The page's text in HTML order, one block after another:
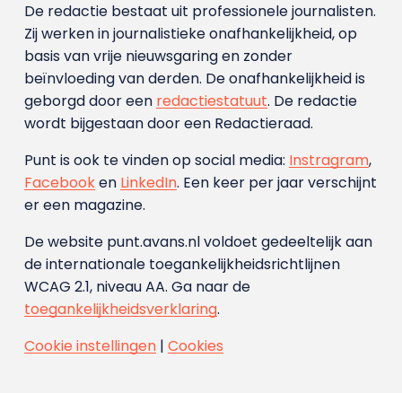
De redactie bestaat uit professionele journalisten.
Zij werken in journalistieke onafhankelijkheid, op
basis van vrije nieuwsgaring en zonder
beïnvloeding van derden. De onafhankelijkheid is
geborgd door een redactiestatuut. De redactie
wordt bijgestaan door een Redactieraad.
Punt is ook te vinden op social media: Instragram,
Facebooken LinkedIn. Een keer per jaar verschijnt
er een magazine.
De website punt.avans.nl voldoet gedeeltelijk aan
de internationale toegankelijkheidsrichtlijnen
WCAG 2.1, niveau AA. Ga naar de
toegankelijkheidsverklaring.
Cookie instellingen| Cookies